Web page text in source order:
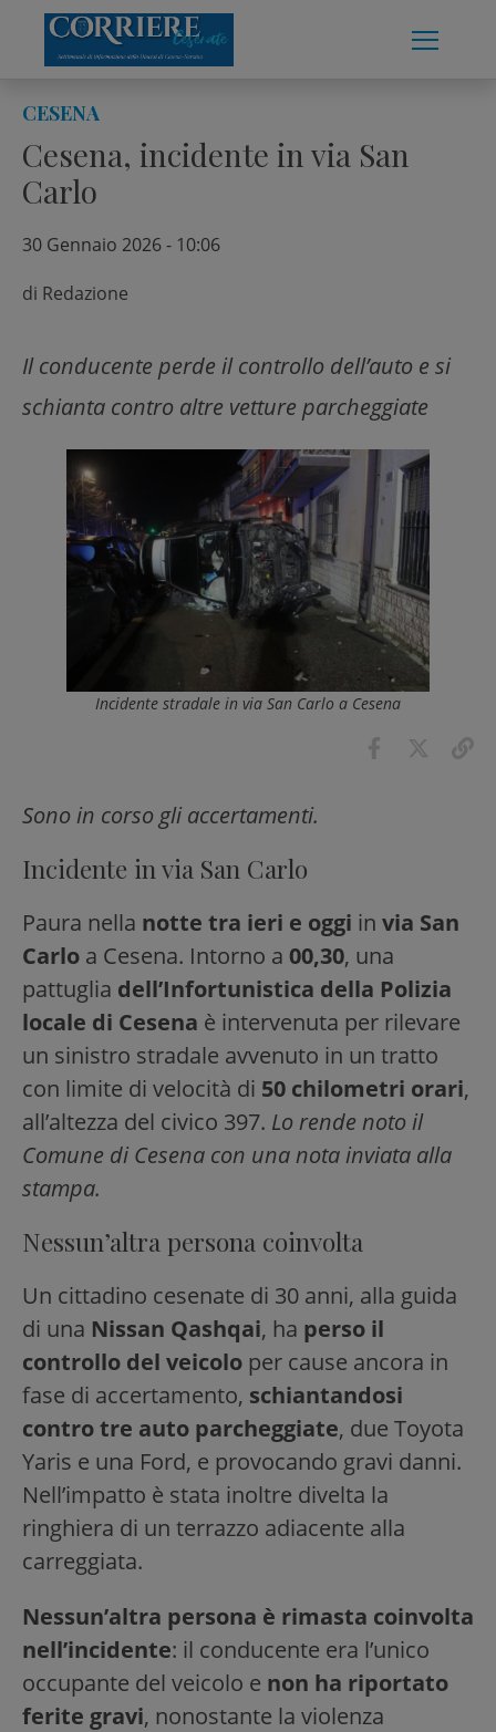
content
CESENA
Cesena, incidente in via San
Carlo
30 Gennaio 2026 - 10:06
di Redazione
Il conducente perde il controllo dell’auto e si
schianta contro altre vetture parcheggiate
Incidente stradale in via San Carlo a Cesena
Sono in corso gli accertamenti.
Incidente in via San Carlo
Paura nella notte tra ieri e oggi in via San
Carlo a Cesena. Intorno a 00,30, una
pattuglia dell’Infortunistica della Polizia
locale di Cesena è intervenuta per rilevare
un sinistro stradale avvenuto in un tratto
con limite di velocità di 50 chilometri orari,
all’altezza del civico 397. Lo rende noto il
Comune di Cesena con una nota inviata alla
stampa.
Nessun’altra persona coinvolta
Un cittadino cesenate di 30 anni, alla guida
di una Nissan Qashqai, ha perso il
controllo del veicolo per cause ancora in
fase di accertamento, schiantandosi
contro tre auto parcheggiate, due Toyota
Yaris e una Ford, e provocando gravi danni.
Nell’impatto è stata inoltre divelta la
ringhiera di un terrazzo adiacente alla
carreggiata.
Nessun’altra persona è rimasta coinvolta
nell’incidente: il conducente era l’unico
occupante del veicolo e non ha riportato
ferite gravi, nonostante la violenza